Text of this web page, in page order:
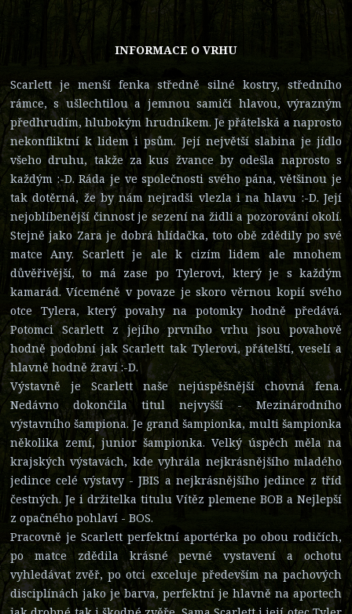
INFORMACE O VRHU
Scarlett je menší fenka středně silné kostry, středního
rámce, s ušlechtilou a jemnou samičí hlavou, výrazným
předhrudím, hlubokým hrudníkem. Je přátelská a naprosto
nekonfliktní k lidem i psům. Její největší slabina je jídlo
všeho druhu, takže za kus žvance by odešla naprosto s
každým :-D. Ráda je ve společnosti svého pána, většinou je
tak dotěrná, že by nám nejradši vlezla i na hlavu :-D. Její
nejoblíbenější činnost je sezení na židli a pozorování okolí.
Stejně jako Zara je dobrá hlídačka, toto obě zdědily po své
matce Any. Scarlett je ale k cizím lidem ale mnohem
důvěřivější, to má zase po Tylerovi, který je s každým
kamarád. Víceméně v povaze je skoro věrnou kopií svého
otce Tylera, který povahy na potomky hodně předává.
Potomci Scarlett z jejího prvního vrhu jsou povahově
hodně podobní jak Scarlett tak Tylerovi, přátelští, veselí a
hlavně hodně žraví :-D.
Výstavně je Scarlett naše nejúspěšnější chovná fena.
Nedávno dokončila titul nejvyšší - Mezinárodního
výstavního šampiona. Je grand šampionka, multi šampionka
několika zemí, junior šampionka. Velký úspěch měla na
krajských výstavách, kde vyhrála nejkrásnějšího mladého
jedince celé výstavy - JBIS a nejkrásnějšího jedince z tříd
čestných. Je i držitelka titulu Vítěz plemene BOB a Nejlepší
z opačného pohlaví - BOS.
Pracovně je Scarlett perfektní aportérka po obou rodičích,
po matce zdědila krásné pevné vystavení a ochotu
vyhledávat zvěř, po otci exceluje především na pachových
disciplínách jako je barva, perfektní je hlavně na aportech